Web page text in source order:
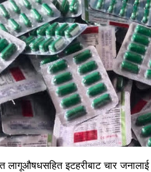
लागूऔषधसहित इटहरीबाट चार